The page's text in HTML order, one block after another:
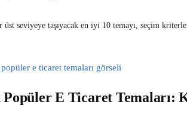
üst seviyeye taşıyacak en iyi 10 temayı, seçim
Popüler E Ticaret Temaları: